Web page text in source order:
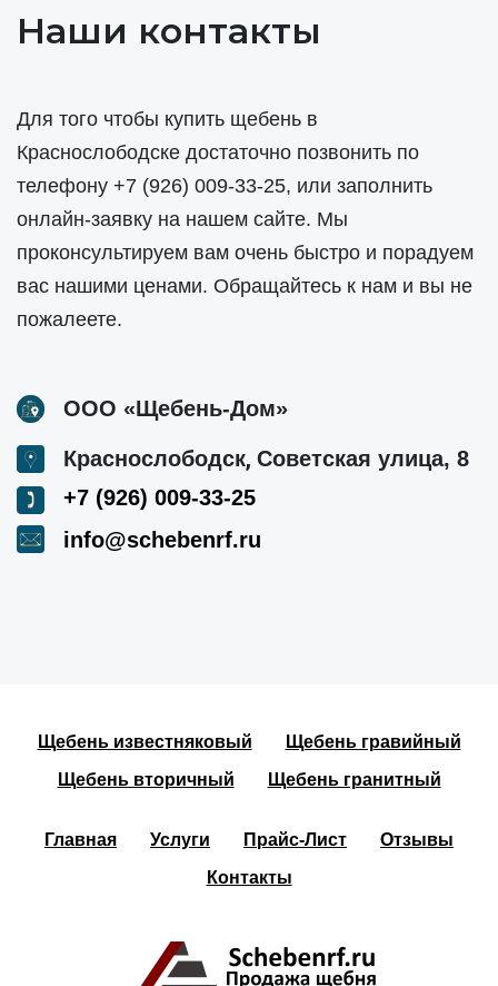
Наши контакты
Для того чтобы купить щебень в
Краснослободске достаточно позвонить по
телефону +7 (926) 009-33-25, или заполнить
онлайн-заявку на нашем сайте. Мы
проконсультируем вам очень быстро и порадуем
вас нашими ценами. Обращайтесь к нам и вы не
пожалеете.
ООО «Щебень-Дом»
Краснослободск, Советская улица, 8
+7 (926) 009-33-25
info@schebenrf.ru
Щебень известняковый
Щебень гравийный
Щебень вторичный
Щебень гранитный
Главная Услуги Прайс-Лист
Отзывы
Контакты